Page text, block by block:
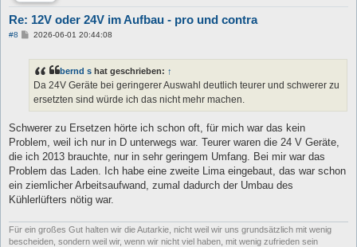
Re: 12V oder 24V im Aufbau - pro und contra
#8
B
a
2026-06-01 20:44:08
bernd s hat geschrieben: ↑
Da 24V Geräte bei geringerer Auswahl deutlich teurer und schwerer zu
ersetzten sind würde ich das nicht mehr machen.
Schwerer zu Ersetzen hörte ich schon oft, für mich war das kein
Problem, weil ich nur in D unterwegs war. Teurer waren die 24 V Geräte,
die ich 2013 brauchte, nur in sehr geringem Umfang. Bei mir war das
Problem das Laden. Ich habe eine zweite Lima eingebaut, das war schon
ein ziemlicher Arbeitsaufwand, zumal dadurch der Umbau des
Kühlerlüfters nötig war.
Für ein großes Gut halten wir die Autarkie, nicht weil wir uns grundsätzlich mit wenig
bescheiden, sondern weil wir, wenn wir nicht viel haben, mit wenig zufrieden sein